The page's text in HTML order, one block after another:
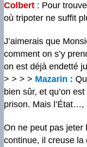
Colbert : Pour
où tripoter ne suffit
J’aimerais que
comment on s’y
on est déjà endetté
> > > > Mazarin :
bien sûr, et qu’on
prison. Mais l’État…,
On ne peut pas jeter
continue, il creuse la